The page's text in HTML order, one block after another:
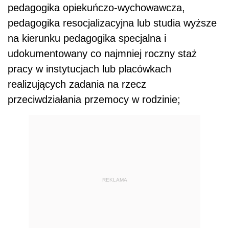
pedagogika opiekuńczo-wychowawcza,
pedagogika resocjalizacyjna lub studia wyższe
na kierunku pedagogika specjalna i
udokumentowany co najmniej roczny staż
pracy w instytucjach lub placówkach
realizujących zadania na rzecz
przeciwdziałania przemocy w rodzinie;
REKLAMA